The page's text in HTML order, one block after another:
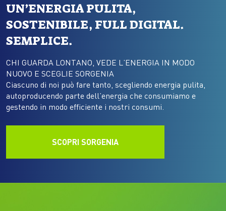
UN’ENERGIA PULITA,
SOSTENIBILE, FULL DIGITAL.
SEMPLICE.
CHI GUARDA LONTANO, VEDE L’ENERGIA IN MODO
NUOVO E SCEGLIE SORGENIA
Ciascuno di noi può fare tanto, scegliendo energia pulita,
autoproducendo parte dell’energia che consumiamo e
gestendo in modo efficiente i nostri consumi.
SCOPRI SORGENIA